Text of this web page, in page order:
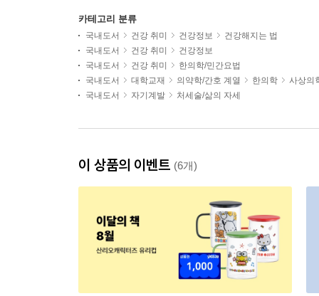
카테고리 분류
국내도서 건강 취미 건강정보
건강해지는 법
국내도서
건강 취미
건강정보
국내도서
건강 취미
한의학/민간요법
국내도서
대학교재 의약학/간호 계열 한의학
사상의
국내도서
자기계발 처세술/삶의 자세
이 상품의 이벤트 (6개)